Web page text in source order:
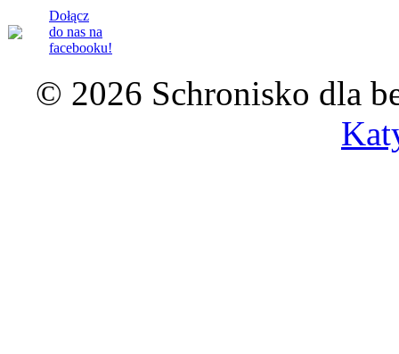
Dołącz
do nas na
facebooku!
© 2026 Schronisko dla